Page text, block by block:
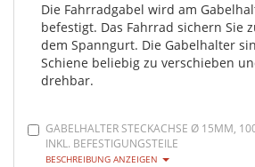
Die Fahrradgabel wird am
befestigt. Das Fahrrad sichern Sie
dem Spanngurt. Die Gabelhalter
Schiene beliebig zu verschieben
drehbar.
GABELHALTER STECKACHSE Ø 15MM,
INKL. BEFESTIGUNGSTEILE
BESCHREIBUNG ANZEIGEN